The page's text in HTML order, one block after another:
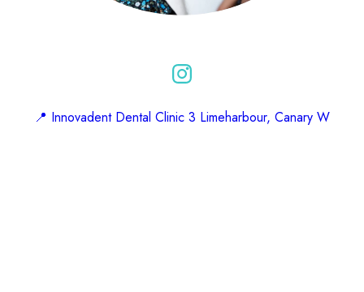
📍 Innovadent Dental Clinic 3 Limeharbour, Canary W